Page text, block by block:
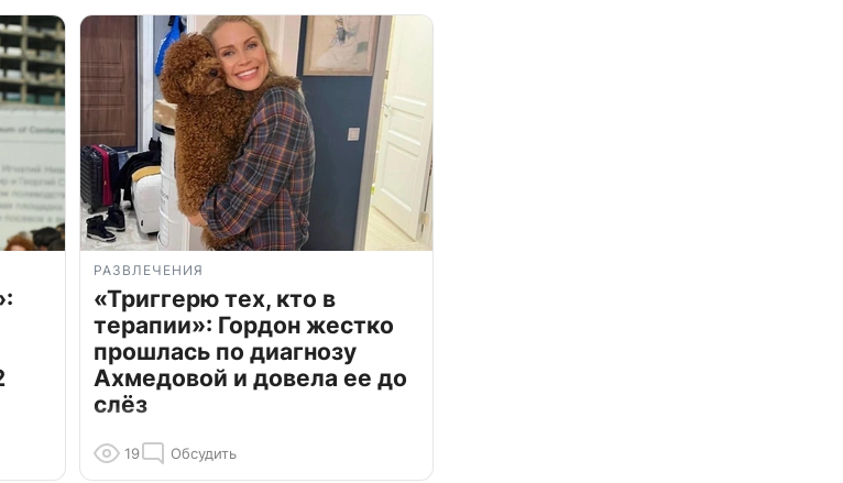
РАЗВЛЕЧЕНИЯ
«Триггерю тех, кто в
терапии»: Гордон жестко
прошлась по диагнозу
Ахмедовой и довела ее до
слёз
19 Обсудить